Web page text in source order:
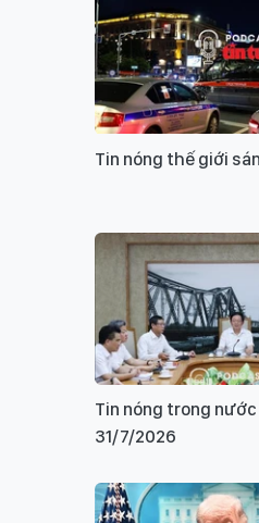
Tin nóng thế giới
Tin nóng trong
31/7/2026